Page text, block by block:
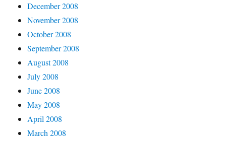
December 2008
November 2008
October 2008
September 2008
August 2008
July 2008
June 2008
May 2008
April 2008
March 2008